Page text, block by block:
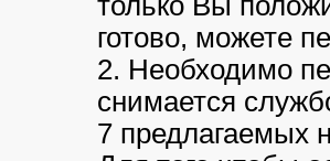
готово, можете
2. Необходимо
снимается
7 предлагаемых